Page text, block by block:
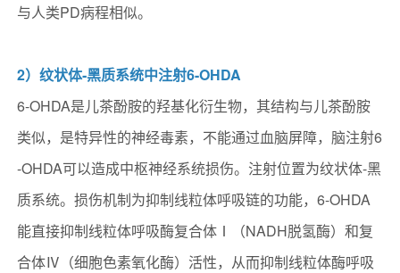
与人类PD病程相似。
2）纹状体‐黑质系统中注射6-OHDA
6-OHDA是儿茶酚胺的羟基化衍生物，其结构与儿茶酚胺
类似，是特异性的神经毒素，不能通过血脑屏障，脑注射6
-OHDA可以造成中枢神经系统损伤。注射位置为纹状体-黑
质系统。损伤机制为抑制线粒体呼吸链的功能，6-OHDA
能直接抑制线粒体呼吸酶复合体Ⅰ（NADH脱氢酶）和复
合体Ⅳ（细胞色素氧化酶）活性，从而抑制线粒体酶呼吸